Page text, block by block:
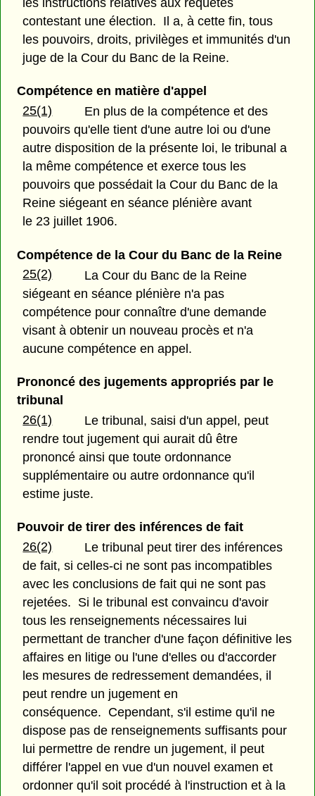
les instructions relatives aux requêtes
contestant une élection. Il a, à cette fin, tous
les pouvoirs, droits, privilèges et immunités d'un
juge de la Cour du Banc de la Reine.
Compétence en matière d'appel
25(1)
En plus de la compétence et des
pouvoirs qu'elle tient d'une autre loi ou d'une
autre disposition de la présente loi, le tribunal a
la même compétence et exerce tous les
pouvoirs que possédait la Cour du Banc de la
Reine siégeant en séance plénière avant
le 23 juillet 1906.
Compétence de la Cour du Banc de la Reine
25(2)
La Cour du Banc de la Reine
siégeant en séance plénière n'a pas
compétence pour connaître d'une demande
visant à obtenir un nouveau procès et n'a
aucune compétence en appel.
Prononcé des jugements appropriés par le
tribunal
26(1)
Le tribunal, saisi d'un appel, peut
rendre tout jugement qui aurait dû être
prononcé ainsi que toute ordonnance
supplémentaire ou autre ordonnance qu'il
estime juste.
Pouvoir de tirer des inférences de fait
26(2)
Le tribunal peut tirer des inférences
de fait, si celles-ci ne sont pas incompatibles
avec les conclusions de fait qui ne sont pas
rejetées. Si le tribunal est convaincu d'avoir
tous les renseignements nécessaires lui
permettant de trancher d'une façon définitive les
affaires en litige ou l'une d'elles ou d'accorder
les mesures de redressement demandées, il
peut rendre un jugement en
conséquence. Cependant, s'il estime qu'il ne
dispose pas de renseignements suffisants pour
lui permettre de rendre un jugement, il peut
différer l'appel en vue d'un nouvel examen et
ordonner qu'il soit procédé à l'instruction et à la